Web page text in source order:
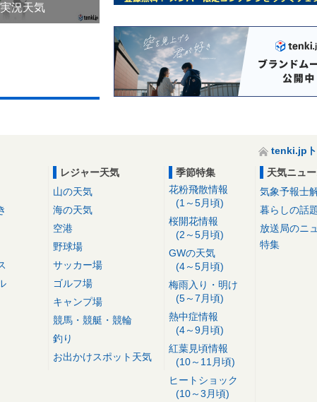
実況天気
tenki.jp
レジャー天気
山の天気
海の天気
空港
野球場
サッカー場
ゴルフ場
キャンプ場
競馬・競艇・競輪
釣り
お出かけスポット天気
季節特集
花粉飛散情報
(1～5月頃)
桜開花情報
(2～5月頃)
GWの天気
(4～5月頃)
梅雨入り・明け
(5～7月頃)
熱中症情報
(4～9月頃)
紅葉見頃情報
(10～11月頃)
ヒートショック
(10～3月頃)
天気ニュ
気象予報士
暮らしの話
放送局のニ
特集